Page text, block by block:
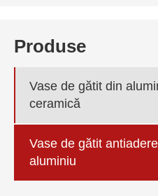
Produse
Vase de gătit din
ceramică
Vase de gătit
aluminiu